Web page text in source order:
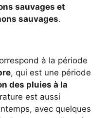
sauvages et
sauvages.
à la période
, qui est une période
des pluies à la
est aussi
avec quelques